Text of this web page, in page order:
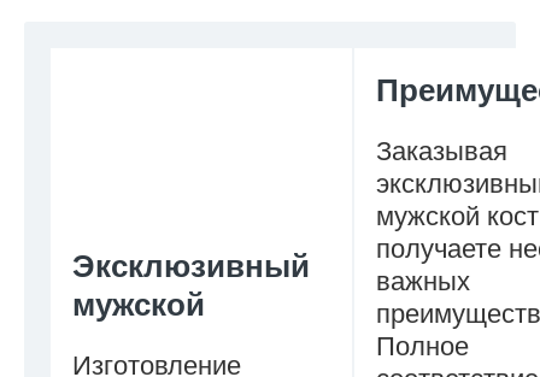
Эксклюзивный
мужской
Изготовление
Заказывая
мужской
получаете
важных
Полное